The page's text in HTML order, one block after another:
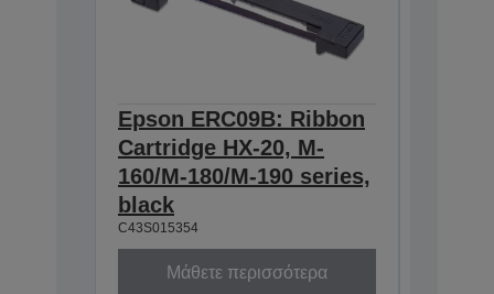
Epson ERC09B: Ribbon
Cartridge HX-20, M-
160/M-180/M-190 series,
black
C43S015354
Μάθετε περισσότερα